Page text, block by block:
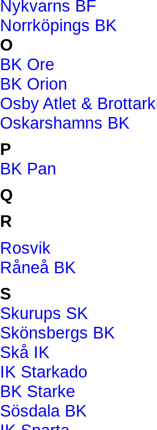
Nykvarns BF
Norrköpings BK
O
BK Ore
BK Orion
Osby Atlet &
Oskarshamns BK
P
BK Pan
Q
R
Rosvik
Råneå BK
S
Skurups SK
Skönsbergs BK
Skå IK
IK Starkado
BK Starke
Sösdala BK